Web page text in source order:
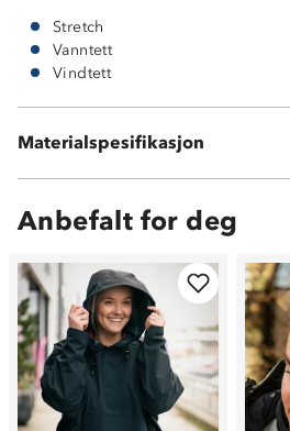
Stretch
Vanntett
Vindtett
Materialspesifikasjon
100 % polyester
Anbefalt for deg